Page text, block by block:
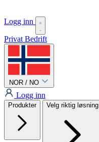
Logg inn
Privat Bedrift
NOR / NO
Logg inn
Produkter Velg riktig løsning